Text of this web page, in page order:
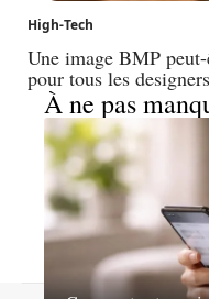
High-Tech
Une image BMP
pour tous les designers
À ne pas